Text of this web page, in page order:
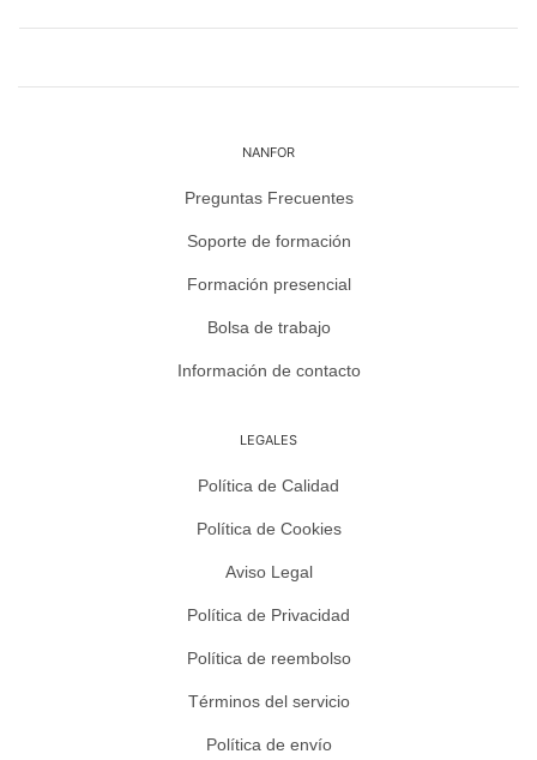
NANFOR
Preguntas Frecuentes
Soporte de formación
Formación presencial
Bolsa de trabajo
Información de contacto
LEGALES
Política de Calidad
Política de Cookies
Aviso Legal
Política de Privacidad
Política de reembolso
Términos del servicio
Política de envío